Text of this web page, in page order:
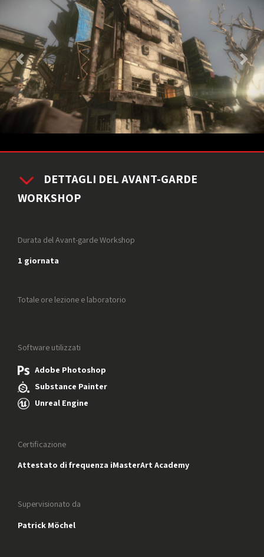
DETTAGLI DEL AVANT-GARDE
WORKSHOP
Durata del Avant-garde Workshop
1 giornata
Totale ore lezione e laboratorio
Software utilizzati
Adobe Photoshop
Substance Painter
Unreal Engine
Certificazione
Attestato di frequenza iMasterArt Academy
Supervisionato da
Patrick Möchel